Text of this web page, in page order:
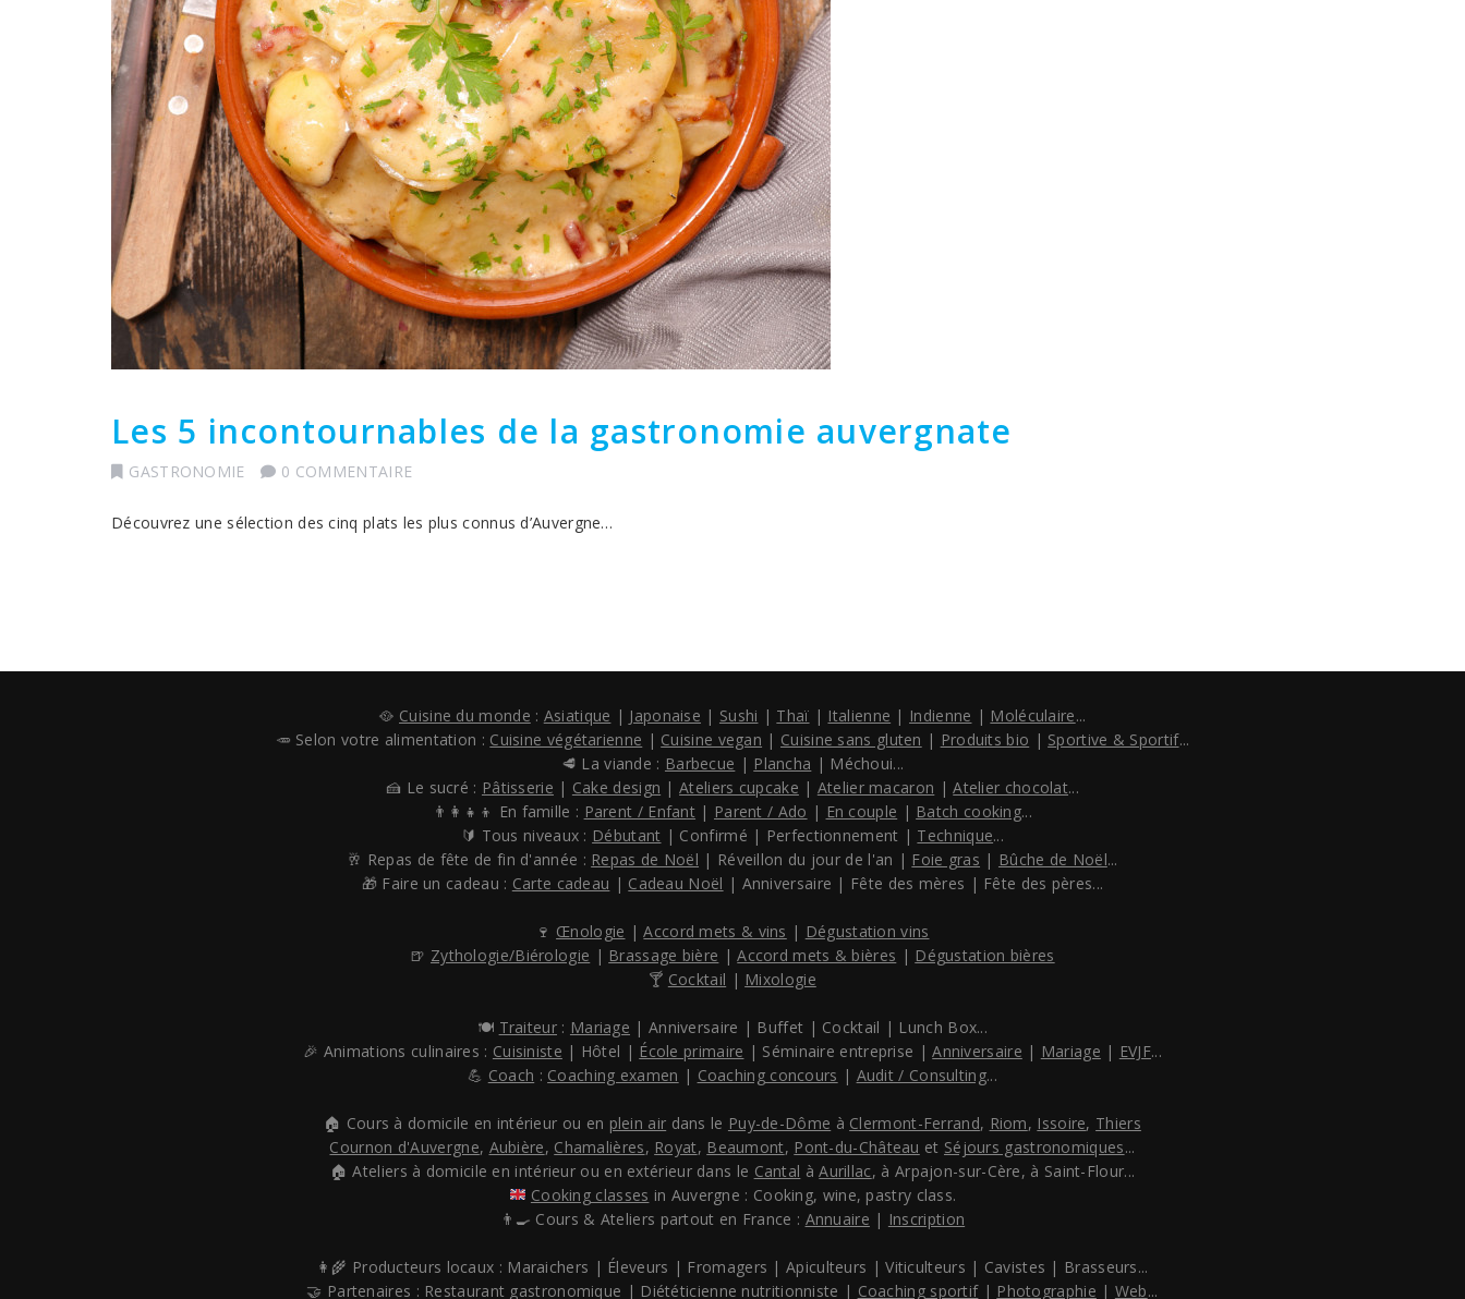
Les 5 incontournables de la gastronomie auvergnate
GASTRONOMIE 0 COMMENTAIRE
Découvrez une sélection des cinq plats les plus connus d’Auvergne…
🥘 Cuisine du monde : Asiatique | Japonaise | Sushi | Thaï | Italienne | Indienne | Moléculaire...
🥕 Selon votre alimentation : Cuisine végétarienne | Cuisine vegan | Cuisine sans gluten | Produits bio | Sportive & Sportif...
🥩 La viande : Barbecue | Plancha | Méchoui...
🍰 Le sucré : Pâtisserie | Cake design |Ateliers cupcake | Atelier macaron |Atelier chocolat...
👨‍👩‍👧‍👦 En famille : Parent / Enfant | Parent / Ado | En couple | Batch cooking...
🔰 Tous niveaux : Débutant | Confirmé | Perfectionnement | Technique...
🥂 Repas de fête de fin d'année : Repas de Noël | Réveillon du jour de l'an | Foie gras | Bûche de Noël...
🎁 Faire un cadeau : Carte cadeau | Cadeau Noël | Anniversaire | Fête des mères | Fête des pères...
🍷 Œnologie |Accord mets & vins | Dégustation vins
🍺 Zythologie/Biérologie | Brassage bière |Accord mets & bières | Dégustation bières
🍸 Cocktail | Mixologie
🍽️ Traiteur : Mariage | Anniversaire | Buffet | Cocktail | Lunch Box...
🎉 Animations culinaires : Cuisiniste | Hôtel | École primaire | Séminaire entreprise |Anniversaire | Mariage | EVJF...
💪 Coach : Coaching examen | Coaching concours | Audit / Consulting...
🏠 Cours à domicile en intérieur ou en plein air dans le Puy-de-Dôme à Clermont-Ferrand, Riom, Issoire, Thiers
Cournon d'Auvergne, Aubière, Chamalières, Royat, Beaumont, Pont-du-Château et Séjours gastronomiques...
🏠 Ateliers à domicile en intérieur ou en extérieur dans le Cantal àAurillac, à Arpajon-sur-Cère, à Saint-Flour...
Cooking classes in Auvergne : Cooking, wine, pastry class.
👨‍🍳 Cours & Ateliers partout en France : Annuaire | Inscription
👩‍🌾 Producteurs locaux : Maraichers | Éleveurs | Fromagers | Apiculteurs | Viticulteurs | Cavistes | Brasseurs...
🤝 Partenaires : Restaurant gastronomique | Diététicienne nutritionniste | Coaching sportif| Photographie | Web...